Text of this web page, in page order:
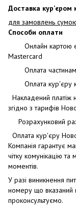
Доставка кур’єром
для замовлень
Способи оплати
Онлайн картою
Mastercard
Оплата
Оплата кур'єру
Накладений платіж
згідно з тарифів
Розрахунковий
Оплата кур'єру
Компанія гарантує
чітку комунікацію
моментів.
У разі виникнення
номеру що вказаний
проконсультуємо.